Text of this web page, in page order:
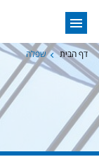
דף הבית שפלה